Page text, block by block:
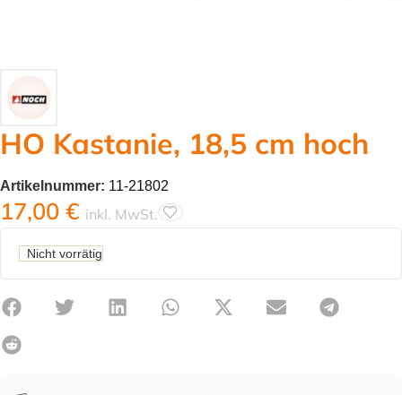
HO Kastanie, 18,5 cm hoch
Artikelnummer: 11-21802
17,00 € inkl. MwSt.
Nicht vorrätig